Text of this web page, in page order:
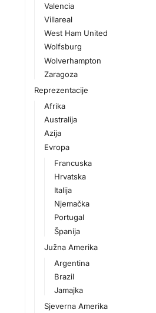
Valencia
Villareal
West Ham United
Wolfsburg
Wolverhampton
Zaragoza
Reprezentacije
Afrika
Australija
Azija
Evropa
Francuska
Hrvatska
Italija
Njemačka
Portugal
Španija
Južna Amerika
Argentina
Brazil
Jamajka
Sjeverna Amerika